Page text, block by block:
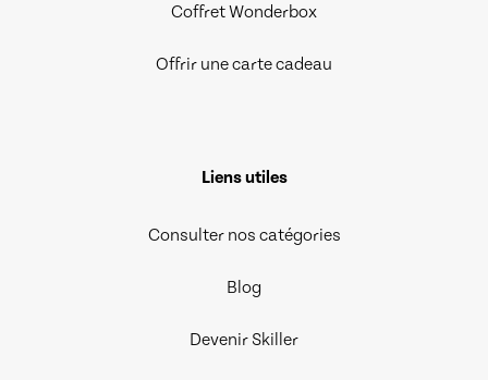
Coffret Wonderbox
Offrir une carte cadeau
Liens utiles
Consulter nos catégories
Blog
Devenir Skiller